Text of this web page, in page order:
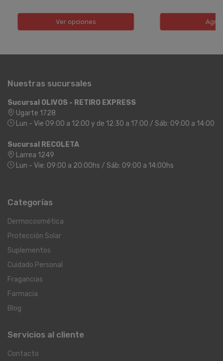
Ver opciones
Nuestras sucursales
Sucursal OLIVOS - RETIRO EXPRESS
Ugarte 1728
Lun - Vie 09:00 a 12:00 y de 12:30 a 17:00 / Sáb: 09:00 a 14:00
Sucursal RECOLETA
Larrea 1249
Lun - Vie: 09:00 a 20:00hs / Sáb: 09:00 a 14:00hs
Categorías
Dermocosmética
Protección Solar
Suplementos
Cuidado Personal
Fragancias
Farmacia
Blog
Servicios al cliente
Contacto